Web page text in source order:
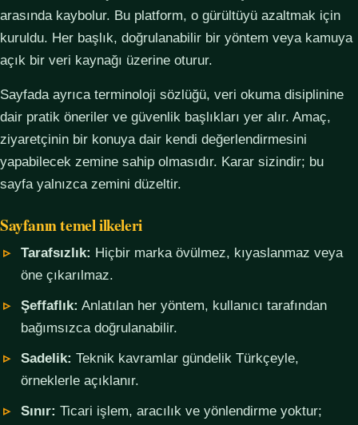
arasında kaybolur. Bu platform, o gürültüyü azaltmak için
kuruldu. Her başlık, doğrulanabilir bir yöntem veya kamuya
açık bir veri kaynağı üzerine oturur.
Sayfada ayrıca terminoloji sözlüğü, veri okuma disiplinine
dair pratik öneriler ve güvenlik başlıkları yer alır. Amaç,
ziyaretçinin bir konuya dair kendi değerlendirmesini
yapabilecek zemine sahip olmasıdır. Karar sizindir; bu
sayfa yalnızca zemini düzeltir.
Sayfanın temel ilkeleri
Tarafsızlık: Hiçbir marka övülmez, kıyaslanmaz veya
öne çıkarılmaz.
Şeffaflık: Anlatılan her yöntem, kullanıcı tarafından
bağımsızca doğrulanabilir.
Sadelik: Teknik kavramlar gündelik Türkçeyle,
örneklerle açıklanır.
Sınır: Ticari işlem, aracılık ve yönlendirme yoktur;